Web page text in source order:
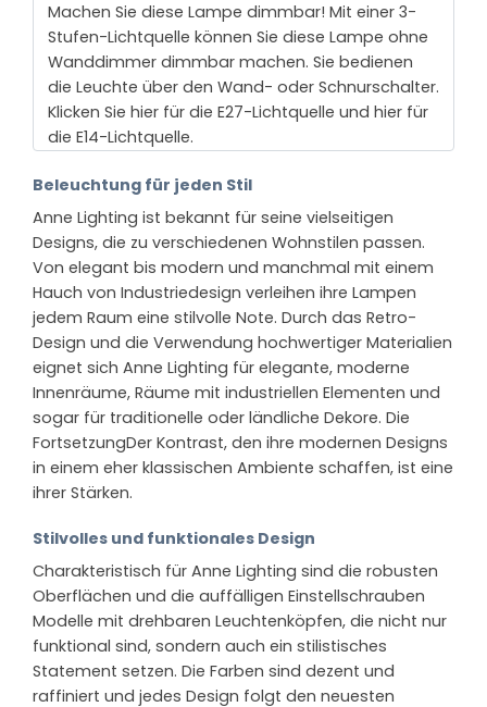
Machen Sie diese Lampe dimmbar! Mit einer 3-
Stufen-Lichtquelle können Sie diese Lampe ohne
Wanddimmer dimmbar machen. Sie bedienen
die Leuchte über den Wand- oder Schnurschalter.
Klicken Sie hier für die E27-Lichtquelle und hier für
die E14-Lichtquelle.
Beleuchtung für jeden Stil
Anne Lighting ist bekannt für seine vielseitigen
Designs, die zu verschiedenen Wohnstilen passen.
Von elegant bis modern und manchmal mit einem
Hauch von Industriedesign verleihen ihre Lampen
jedem Raum eine stilvolle Note. Durch das Retro-
Design und die Verwendung hochwertiger Materialien
eignet sich Anne Lighting für elegante, moderne
Innenräume, Räume mit industriellen Elementen und
sogar für traditionelle oder ländliche Dekore. Die
FortsetzungDer Kontrast, den ihre modernen Designs
in einem eher klassischen Ambiente schaffen, ist eine
ihrer Stärken.
Stilvolles und funktionales Design
Charakteristisch für Anne Lighting sind die robusten
Oberflächen und die auffälligen Einstellschrauben
Modelle mit drehbaren Leuchtenköpfen, die nicht nur
funktional sind, sondern auch ein stilistisches
Statement setzen. Die Farben sind dezent und
raffiniert und jedes Design folgt den neuesten